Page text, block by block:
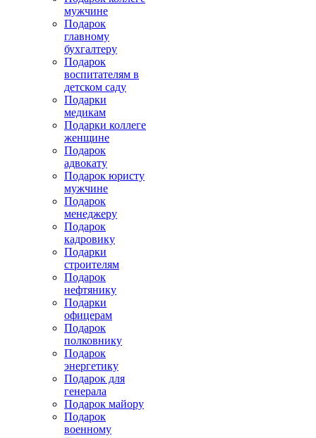
мужчине
Подарок
главному
бухгалтеру
Подарок
воспитателям в
детском саду
Подарки
медикам
Подарки коллеге
женщине
Подарок
адвокату
Подарок юристу
мужчине
Подарок
менеджеру
Подарок
кадровику
Подарки
строителям
Подарок
нефтянику
Подарки
офицерам
Подарок
полковнику
Подарок
энергетику
Подарок для
генерала
Подарок майору
Подарок
военному